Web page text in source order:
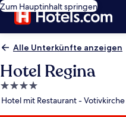
Zum Hauptinhalt springen
Alle Unterkünfte anzeigen
Hotel Regina
4.0-
Sterne-
Hotel mit Restaurant -